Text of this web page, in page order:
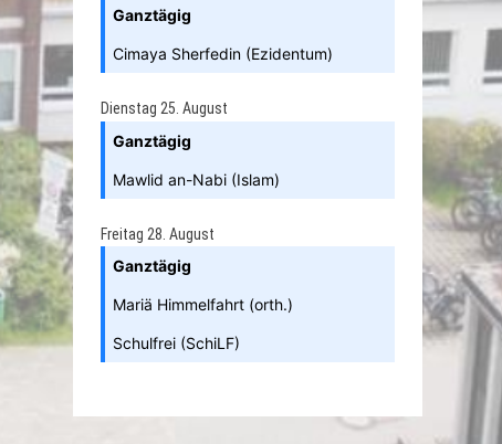
Ganztägig
Cimaya Sherfedin (Ezidentum)
Dienstag 25. August
Ganztägig
Mawlid an-Nabi (Islam)
Freitag 28. August
Ganztägig
Mariä Himmelfahrt (orth.)
Schulfrei (SchiLF)